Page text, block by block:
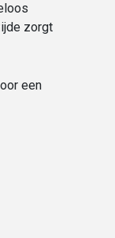
zorgt
een